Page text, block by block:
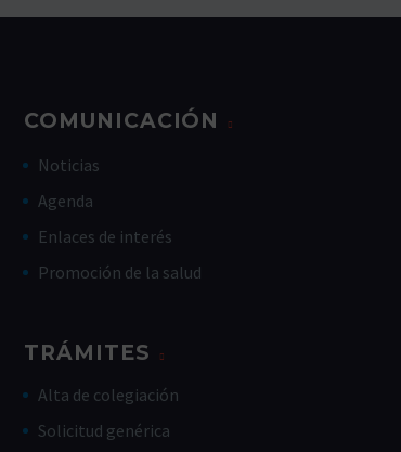
COMUNICACIÓN
Noticias
Agenda
Enlaces de interés
Promoción de la salud
TRÁMITES
Alta de colegiación
Solicitud genérica